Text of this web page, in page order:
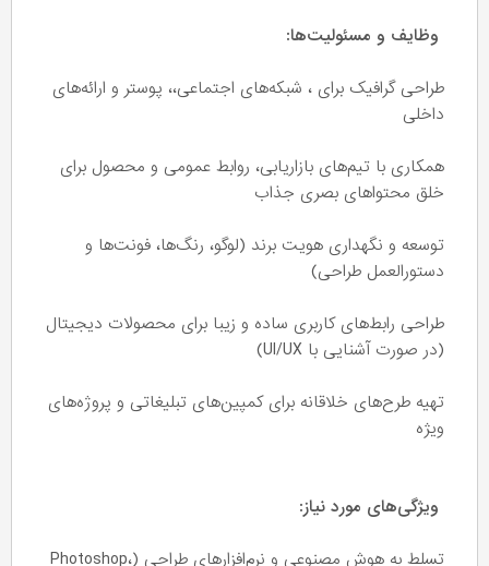
وظایف و مسئولیت‌ها:
طراحی گرافیک برای ، شبکه‌های اجتماعی،، پوستر و ارائه‌های
داخلی
همکاری با تیم‌های بازاریابی، روابط عمومی و محصول برای
خلق محتواهای بصری جذاب
توسعه و نگهداری هویت برند (لوگو، رنگ‌ها، فونت‌ها و
دستورالعمل طراحی)
طراحی رابط‌های کاربری ساده و زیبا برای محصولات دیجیتال
(در صورت آشنایی با UI/UX)
تهیه طرح‌های خلاقانه برای کمپین‌های تبلیغاتی و پروژه‌های
ویژه
ویژگی‌های مورد نیاز:
تسلط به هوش مصنوعی و نرم‌افزارهای طراحی (Photoshop،